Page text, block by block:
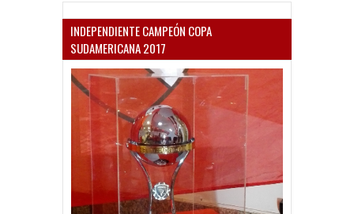
INDEPENDIENTE CAMPEÓN COPA
SUDAMERICANA 2017